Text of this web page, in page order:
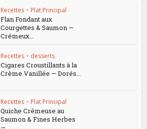
Recettes • Plat Principal
Flan Fondant aux
Courgettes & Saumon —
Crémeux...
Recettes • desserts
Cigares Croustillants à la
Crème Vanillée — Dorés...
Recettes • Plat Principal
Quiche Crémeuse au
Saumon & Fines Herbes